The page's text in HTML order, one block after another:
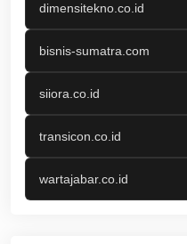
dimensitekno.co.id
bisnis-sumatra.com
siiora.co.id
transicon.co.id
wartajabar.co.id